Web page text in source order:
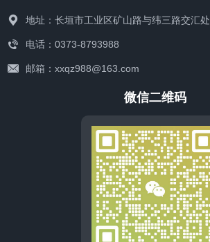
地址：长垣市工业区矿山路与纬三路交汇处
电话：0373-8793988
邮箱：xxqz988@163.com
微信二维码